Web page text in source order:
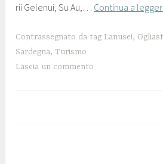
o
0
1
9
l
n
u
s
rii Gelenui, Su Au,… Continua a
Contrassegnato da tag Lanusei,
Sardegna,Turismo
Lascia un commento